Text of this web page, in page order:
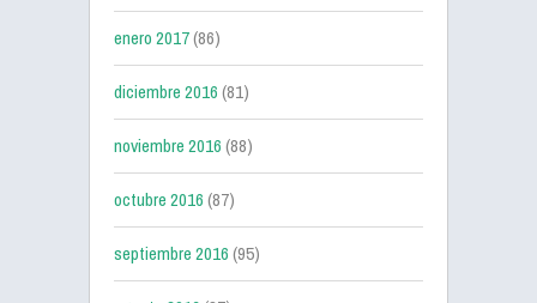
enero 2017(86)
diciembre 2016(81)
noviembre 2016(88)
octubre 2016(87)
septiembre 2016(95)